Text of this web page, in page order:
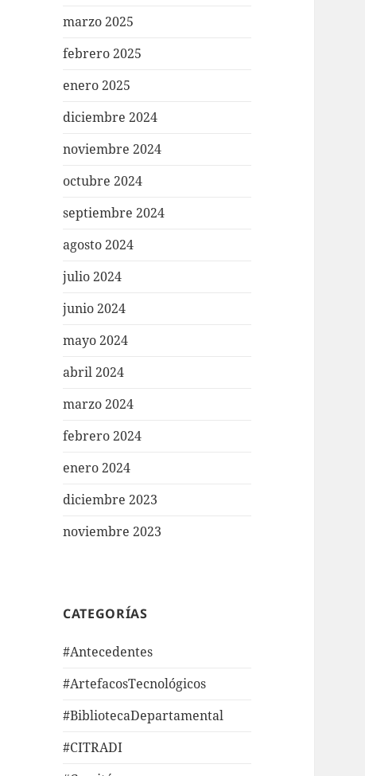
marzo 2025
febrero 2025
enero 2025
diciembre 2024
noviembre 2024
octubre 2024
septiembre 2024
agosto 2024
julio 2024
junio 2024
mayo 2024
abril 2024
marzo 2024
febrero 2024
enero 2024
diciembre 2023
noviembre 2023
CATEGORÍAS
#Antecedentes
#ArtefacosTecnológicos
#BibliotecaDepartamental
#CITRADI